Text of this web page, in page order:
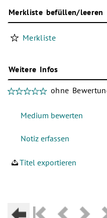
Merkliste befüllen/leeren
Merkliste
Weitere Infos
ohne
Titel exportieren